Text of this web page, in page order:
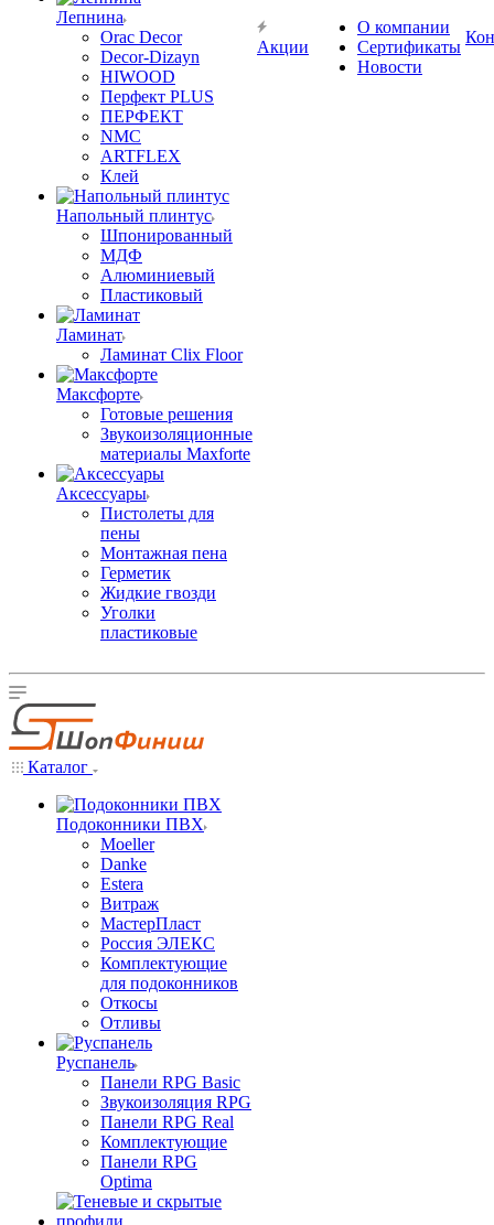
Лепнина
Orac Decor
Decor-Dizayn
HIWOOD
Перфект PLUS
ПЕРФЕКТ
NMC
ARTFLEX
Клей
Напольный плинтус
Шпонированный
МДФ
Алюминиевый
Пластиковый
Ламинат
Ламинат Clix Floor
Максфорте
Готовые решения
Звукоизоляционные
материалы Maxforte
Аксессуары
Пистолеты для
пены
Монтажная пена
Герметик
Жидкие гвозди
Уголки
пластиковые
Акции
О компании
Сертификаты
Новости
Каталог
Подоконники ПВХ
Moeller
Danke
Estera
Витраж
МастерПласт
Россия ЭЛЕКС
Комплектующие
для подоконников
Откосы
Отливы
Руспанель
Панели RPG Basic
Звукоизоляция RPG
Панели RPG Real
Комплектующие
Панели RPG
Optima